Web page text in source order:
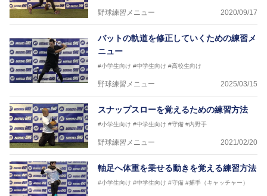
野球練習メニュー 2020/09/17
バットの軌道を修正していくための練習メ
ニュー
#小学生向け #中学生向け #高校生向け
野球練習メニュー 2025/03/15
スナップスローを覚えるための練習方法
#小学生向け #中学生向け #守備 #内野手
野球練習メニュー 2021/02/20
軸足へ体重を乗せる動きを覚える練習方法
#小学生向け #中学生向け #守備 #捕手（キャッチャー）